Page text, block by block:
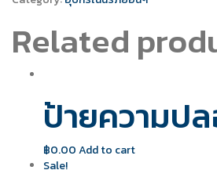
Related
ป้ายความป
฿0.00Add to cart
Sale!